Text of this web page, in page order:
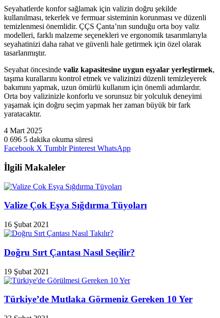
Seyahatlerde konfor sağlamak için valizin doğru şekilde
kullanılması, tekerlek ve fermuar sisteminin korunması ve düzenli
temizlenmesi önemlidir. ÇÇS Çanta’nın sunduğu orta boy valiz
modelleri, farklı malzeme seçenekleri ve ergonomik tasarımlarıyla
seyahatinizi daha rahat ve güvenli hale getirmek için özel olarak
tasarlanmıştır.
Seyahat öncesinde valiz kapasitesine uygun eşyalar yerleştirmek,
taşıma kurallarını kontrol etmek ve valizinizi düzenli temizleyerek
bakımını yapmak, uzun ömürlü kullanım için önemli adımlardır.
Orta boy valizinizle konforlu ve sorunsuz bir yolculuk deneyimi
yaşamak için doğru seçim yapmak her zaman büyük bir fark
yaratacaktır.
4 Mart 2025
0 696 5 dakika okuma süresi
Facebook X Tumblr Pinterest WhatsApp
İlgili Makaleler
Valize Çok Eşya Sığdırma Tüyoları
16 Şubat 2021
Doğru Sırt Çantası Nasıl Seçilir?
19 Şubat 2021
Türkiye’de Mutlaka Görmeniz Gereken 10 Yer